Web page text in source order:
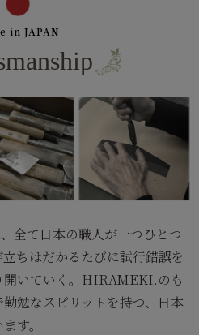
in JAPAN
全て日本の職人が一つひとつ
ちはだかるたびに試行錯誤を
開いていく。HIRAMEKI.のも
勉なスピリットを持つ、日本
す。